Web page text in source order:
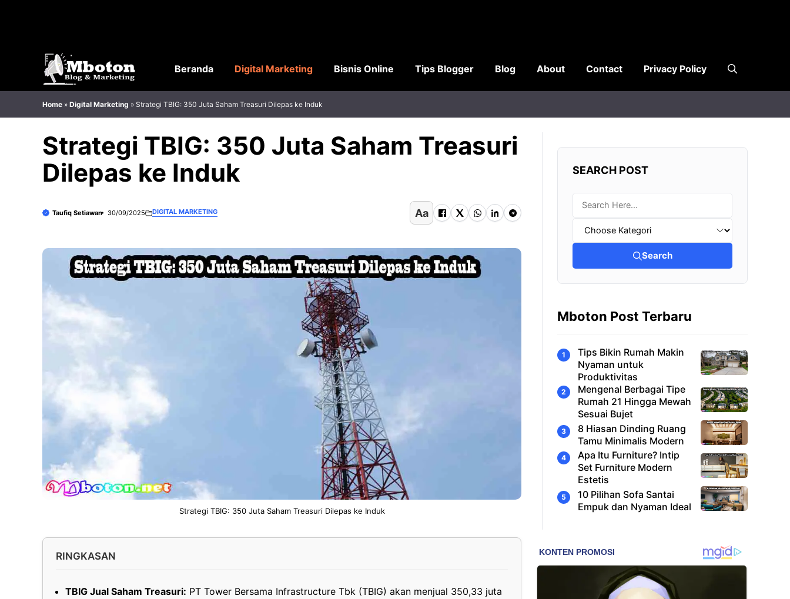
Beranda Digital Marketing Bisnis Online Tips Blogger Blog About Contact Privacy Policy
Home » Digital Marketing » Strategi TBIG: 350 Juta Saham Treasuri Dilepas ke Induk
Strategi TBIG: 350 Juta Saham Treasuri
Dilepas ke Induk
Taufiq Setiawan 30/09/2025 DIGITAL MARKETING Aa
Strategi TBIG: 350 Juta Saham Treasuri Dilepas ke Induk
RINGKASAN
TBIG Jual Saham Treasuri: PT Tower Bersama Infrastructure Tbk (TBIG) akan menjual 350,33 juta
SEARCH POST
Search
Mboton Post Terbaru
Tips Bikin Rumah Makin
Nyaman untuk
Produktivitas
Mengenal Berbagai Tipe
Rumah 21 Hingga Mewah
Sesuai Bujet
8 Hiasan Dinding Ruang
Tamu Minimalis Modern
Apa Itu Furniture? Intip
Set Furniture Modern
Estetis
10 Pilihan Sofa Santai
Empuk dan Nyaman Ideal